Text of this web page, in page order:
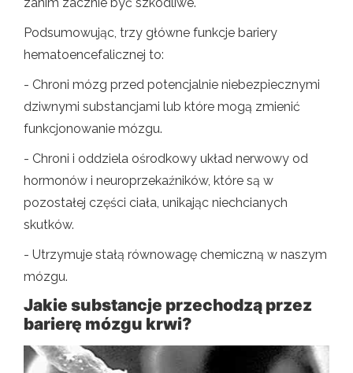
Podsumowując, trzy główne funkcje bariery
hematoencefalicznej to:
- Chroni mózg przed potencjalnie niebezpiecznymi
dziwnymi substancjami lub które mogą zmienić
funkcjonowanie mózgu.
- Chroni i oddziela ośrodkowy układ nerwowy od
hormonów i neuroprzekaźników, które są w
pozostałej części ciała, unikając niechcianych
skutków.
- Utrzymuje stałą równowagę chemiczną w naszym
mózgu.
Jakie substancje przechodzą przez
barierę mózgu krwi?